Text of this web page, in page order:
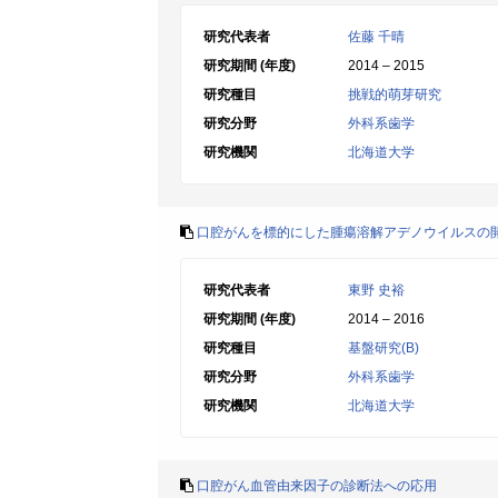
研究代表者
佐藤 千晴
研究期間 (年度)
2014 – 2015
研究種目
挑戦的萌芽研究
研究分野
外科系歯学
研究機関
北海道大学
口腔がんを標的にした腫瘍溶解アデノウイルスの
研究代表者
東野 史裕
研究期間 (年度)
2014 – 2016
研究種目
基盤研究(B)
研究分野
外科系歯学
研究機関
北海道大学
口腔がん血管由来因子の診断法への応用